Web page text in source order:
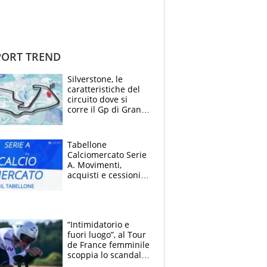
TREND
Silverstone, le
caratteristiche del
circuito dove si
corre il Gp di Gran
Tabellone
Calciomercato Serie
A. Movimenti,
acquisti e cessioni:
“Intimidatorio e
fuori luogo”, al Tour
de France femminile
scoppia lo scandalo: